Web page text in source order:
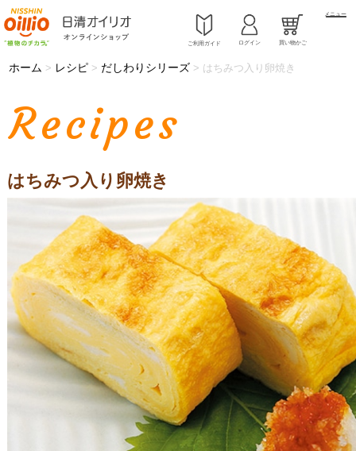
ご利用ガイド ログイン 買い物かご
メニュー
ホーム > レシピ > だしわりシリーズ > はちみつ入り卵焼き
Recipes
はちみつ入り卵焼き